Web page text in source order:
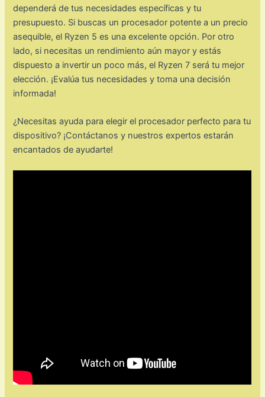
dependerá de tus necesidades específicas y tu
presupuesto. Si buscas un procesador potente a un precio
asequible, el Ryzen 5 es una excelente opción. Por otro
lado, si necesitas un rendimiento aún mayor y estás
dispuesto a invertir un poco más, el Ryzen 7 será tu mejor
elección. ¡Evalúa tus necesidades y toma una decisión
informada!
¿Necesitas ayuda para elegir el procesador perfecto para tu
dispositivo? ¡Contáctanos y nuestros expertos estarán
encantados de ayudarte!